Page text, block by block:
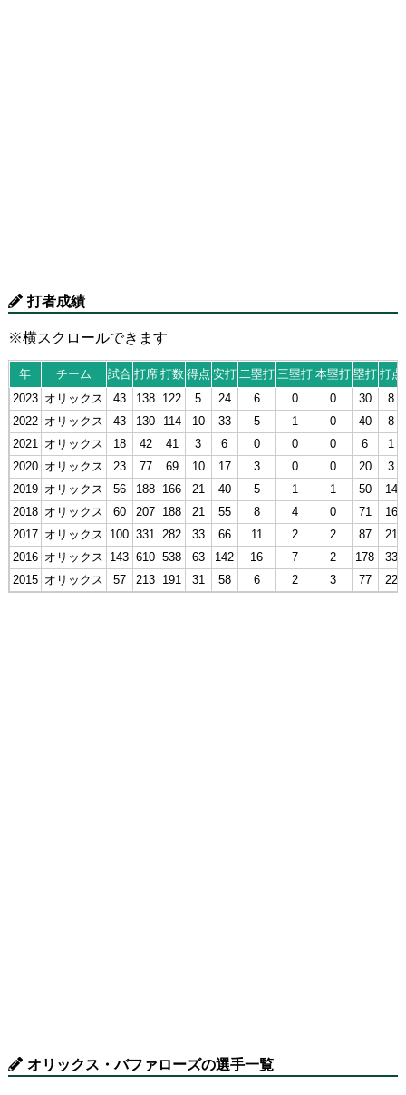
打者成績
※横スクロールできます
年 チーム 試合 打席 打数 得点 安打 二塁打 三塁打 本塁打 塁打 打点
2023 オリックス 43 138 122 5 24 6 0 0 30
8
2022 オリックス 43 130 114 10 33 5 1 0 40
8
2021 オリックス 18 42 41 3 6 0 0 0 6
1
2020 オリックス 23 77 69 10 17 3 0 0 20
3
2019 オリックス 56 188 166 21 40 5 1 1 50
14
2018 オリックス 60 207 188 21 55 8 4 0 71
16
2017 オリックス 100 331 282 33 66 11 2 2 87
21
2016 オリックス 143 610 538 63 142 16 7 2 178
33
2015 オリックス 57 213 191 31 58 6 2 3 77 22
オリックス・バファローズの選手一覧